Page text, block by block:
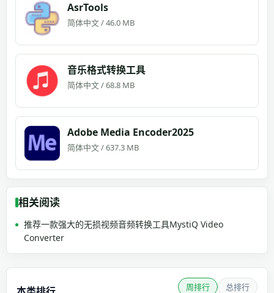
AsrTools
简体中文 / 46.0 MB
音乐格式转换工具
简体中文 / 68.8 MB
Adobe Media Encoder2025
简体中文 / 637.3 MB
相关阅读
推荐一款强大的无损视频音频转换工具MystiQ Video
Converter
周排行 总排行